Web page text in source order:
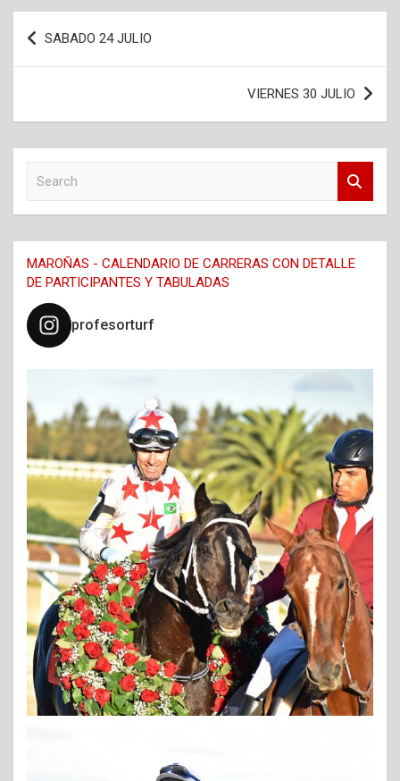
Navegación
de
SABADO 24 JULIO
VIERNES 30 JULIO
c
h
MAROÑAS - CALENDARIO DE CARRERAS CON DETALLE
DE PARTICIPANTES Y TABULADAS
profesorturf